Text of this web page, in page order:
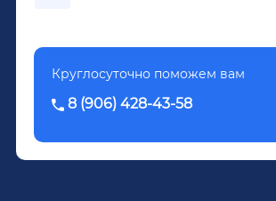
Круглосуточно поможем вам
8 (906) 428-43-58